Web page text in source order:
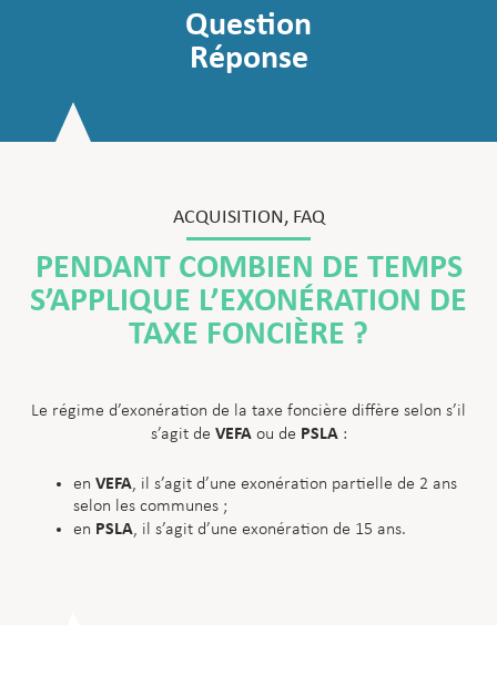
Question
Réponse
ACQUISITION, FAQ
PENDANT COMBIEN DE TEMPS
S’APPLIQUE L’EXONÉRATION DE
TAXE FONCIÈRE ?
Le régime d’exonération de la taxe foncière diffère selon s’il
s’agit de VEFAou de PSLA:
en VEFA, il s’agit d’une exonération partielle de 2 ans
selon les communes ;
en PSLA, il s’agit d’une exonération de 15 ans.